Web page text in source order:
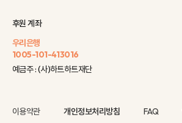
후원 계좌
우리은행
1005-101-413016
예금주 : (사)하트하트재단
이용약관 개인정보처리방침 FAQ